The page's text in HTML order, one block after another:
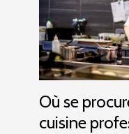
Où se
cuisine